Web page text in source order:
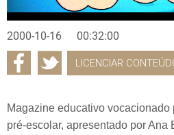
2000-10-16 00:32:00
LICENCIAR
Magazine educativo
pré-escolar, apresentado por Ana